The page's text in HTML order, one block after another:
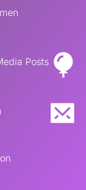
Posts